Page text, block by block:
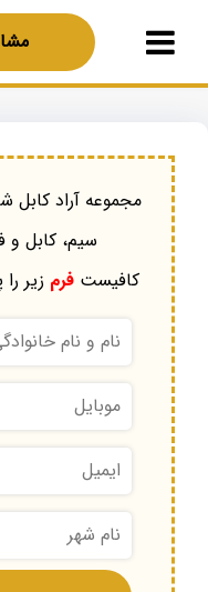
مجموعه آراد کابل
سیم، کابل و
کافیستفرم زیر